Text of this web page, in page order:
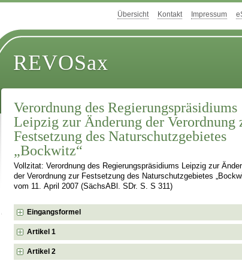
Übersicht Kontakt Impressum
REVOSax
Verordnung des Regierungspräsidiums
Leipzig zur Änderung der Verordnung
Festsetzung des Naturschutzgebietes
„Bockwitz“
Vollzitat: Verordnung des Regierungspräsidiums Leipzig zur
der Verordnung zur Festsetzung des Naturschutzgebietes
vom 11. April 2007 (SächsABl. SDr. S. S 311)
Eingangsformel
Artikel 1
Artikel 2